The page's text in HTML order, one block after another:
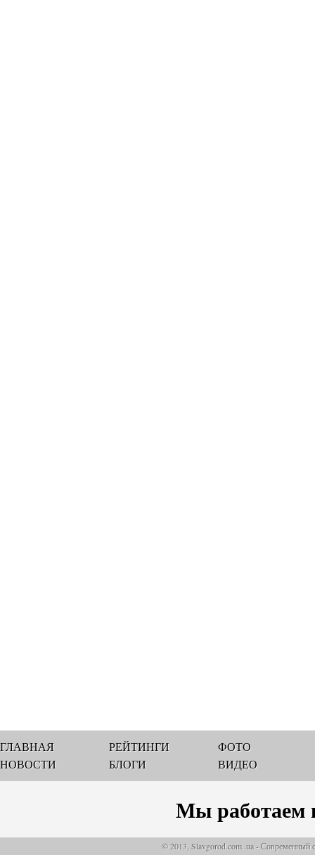
ГЛАВНАЯ
НОВОСТИ
РЕЙТИНГИ
БЛОГИ
ФОТО
ВИДЕО
Мы работаем
© 2013, Slavgorod.com..ua - Современный